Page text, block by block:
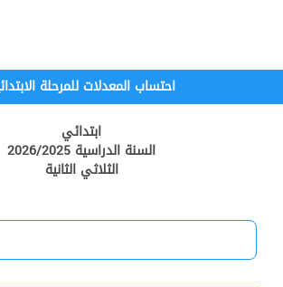
احتساب المعدلات للمرحلة
ابتدائي
السنة الدراسية 2026/2025
الثلاثي الثانية